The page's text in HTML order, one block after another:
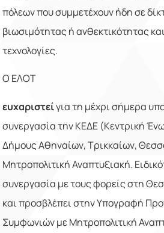
πόλεων που συμμετέχουν ήδη σε
βιωσιμότητας ή ανθεκτικότητας
τεχνολογίες.
Ο ΕΛΟΤ
ευχαριστείγια τη μέχρι σήμερα
συνεργασία την ΚΕΔΕ (Κεντρική
Δήμους Αθηναίων, Τρικκαίων,
Μητροπολιτική Αναπτυξιακή.
συνεργασία με τους φορείς στη
και προσβλέπει στην Υπογραφή
Συμφωνιών με Μητροπολιτική